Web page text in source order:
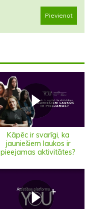
Pievienot
Kāpēc ir svarīgi, ka
jauniešiem laukos ir
pieejamas aktivitātes?